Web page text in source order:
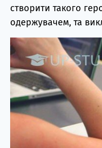
створити такого
одержувачем, та